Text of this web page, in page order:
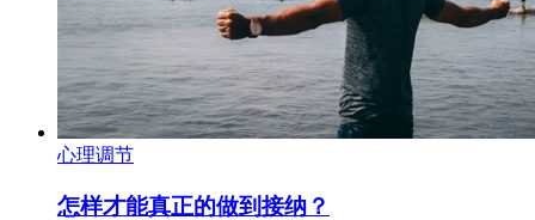
心理调节
怎样才能真正的做到接纳？